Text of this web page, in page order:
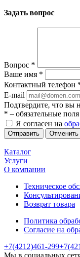
Задать вопрос
Вопрос *
Ваше имя *
Контактный телефон
E-mail
Подтвердите, что вы
* – обязательные поля
Я согласен на
Отменить
Каталог
Услуги
О компании
Техническое
Возврат товара
Политика
Согласие на
+7(4212)461-299
Мы в социальных